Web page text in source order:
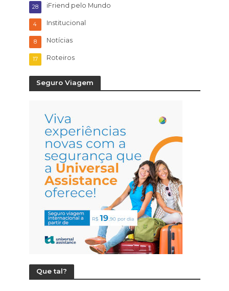
iFriend pelo Mundo
28
Institucional
4
Notícias
8
Roteiros
17
Seguro Viagem
Que tal?